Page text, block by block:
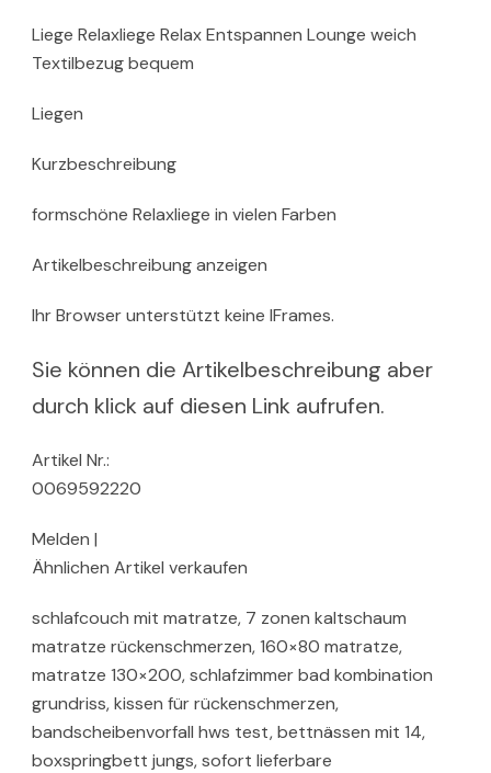
Liege Relaxliege Relax Entspannen Lounge weich
Textilbezug bequem
Liegen
Kurzbeschreibung
formschöne Relaxliege in vielen Farben
Artikelbeschreibung anzeigen
Ihr Browser unterstützt keine IFrames.
Sie können die Artikelbeschreibung aber
durch klick auf diesen Link aufrufen.
Artikel Nr.:
0069592220
Melden |
Ähnlichen Artikel verkaufen
schlafcouch mit matratze, 7 zonen kaltschaum
matratze rückenschmerzen, 160×80 matratze,
matratze 130×200, schlafzimmer bad kombination
grundriss, kissen für rückenschmerzen,
bandscheibenvorfall hws test, bettnässen mit 14,
boxspringbett jungs, sofort lieferbare